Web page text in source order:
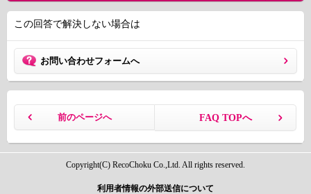
この回答で解決しない場合は
お問い合わせフォームへ
前のページへ FAQ TOPへ
Copyright(C) RecoChoku Co.,Ltd. All rights reserved.
利用者情報の外部送信について